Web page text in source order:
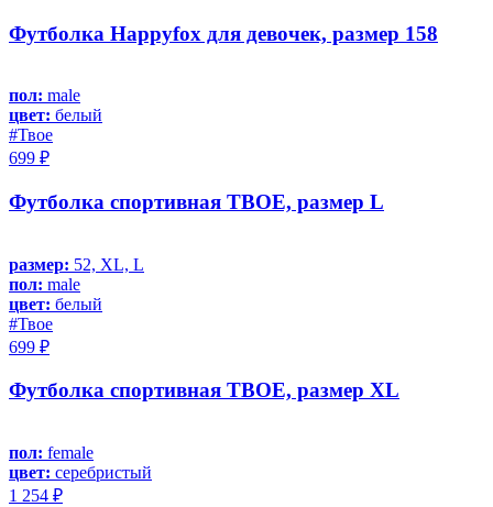
Футболка Happyfox для девочек, размер 158
пол: male
цвет: белый
#Твое
699 ₽
Футболка спортивная ТВОЕ, размер L
размер: 52, XL, L
пол: male
цвет: белый
#Твое
699 ₽
Футболка спортивная ТВОЕ, размер XL
пол: female
цвет: серебристый
1 254 ₽